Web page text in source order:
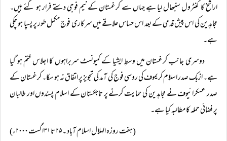
اراشخ کا کنٹرول سنبھال لیا ہے جہاں سے کرغستان کے نیم فوجی دستے فرار ہو گئے ہیں۔
مجاہدین کی اس پیش قدمی کے بعد اس حساس علاقے میں سرکاری فوج مکمل طور پر پسپا ہو چکی
ہے۔
دوسری جانب کرغستان میں وسطِ ایشیا کے کمیونسٹ سربراہوں کا اجلاس ختم ہو گیا
ہے۔ ازبک صدر اسلام کریموف کی روسی فوج کی آمد کی تجویز پر اتفاق نہ ہو سکا۔ کرغستان کے
صدر عسکرائیوف نے مجاہدین کی حمایت کرنے پر تاجکستان کے اسلام پسندوں اور طالبان
پر فضائی حملہ کا مطالبہ کیا ہے۔
(ہفت روزہ الہلال اسلام آباد ۔ ۲۵ تا ۳۱ اگست ۲۰۰۰ء)